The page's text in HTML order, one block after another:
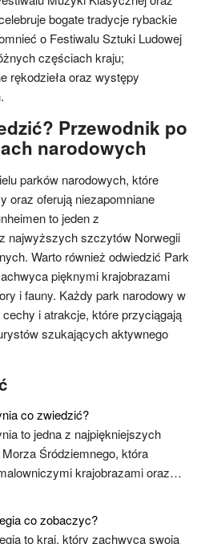
bogate tradycje rybackie
o Festiwalu Sztuki Ludowej
częściach kraju;
rękodzieła oraz występy
Przewodnik po
narodowych
parków narodowych, które
oraz oferują niezapomniane
to jeden z
najwyższych szczytów Norwegii
Warto również odwiedzić Park
pięknymi krajobrazami
i fauny. Każdy park narodowy w
i atrakcje, które przyciągają
szukających aktywnego
co zwiedzić?
to jedna z najpiękniejszych
Śródziemnego, która
krajobrazami oraz…
co zobaczyc?
to kraj, który zachwyca swoją